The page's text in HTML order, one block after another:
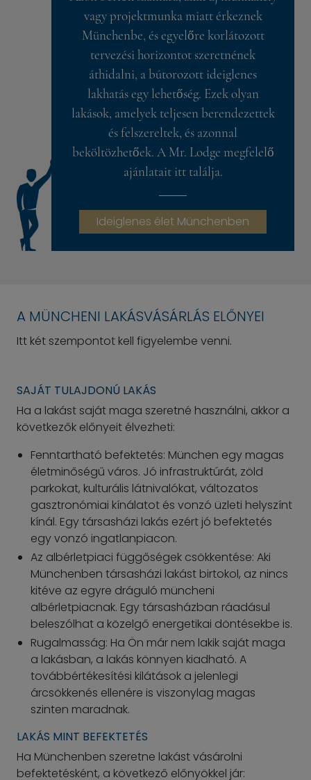
vagy projektmunka miatt érkeznek
Münchenbe, és egyelőre korlátozott
tervezési horizontot szeretnének
áthidalni, a bútorozott ideiglenes
lakhatás egy lehetőség. Ezek olyan
lakások, amelyek teljesen berendezettek
és felszereltek, és azonnal
beköltözhetőek. A Mr. Lodge megfelelő
ajánlatait itt találja.
Ideiglenes élet Münchenben
A MÜNCHENI LAKÁSVÁSÁRLÁS ELŐNYEI
Itt két szempontot kell figyelembe venni.
SAJÁT TULAJDONÚ LAKÁS
Ha a lakást saját maga szeretné használni, akkor a
következők előnyeit élvezheti:
Fenntartható befektetés: München egy magas
életminőségű város. Jó infrastruktúrát, zöld
parkokat, kulturális látnivalókat, változatos
gasztronómiai kínálatot és vonzó üzleti helyszínt
kínál. Egy társasházi lakás ezért jó befektetés
egy vonzó ingatlanpiacon.
Az albérletpiaci függőségek csökkentése: Aki
Münchenben társasházi lakást birtokol, az nincs
kitéve az egyre dráguló müncheni
albérletpiacnak. Egy társasházban ráadásul
beleszólhat a közelgő energetikai döntésekbe is.
Rugalmasság: Ha Ön már nem lakik saját maga
a lakásban, a lakás könnyen kiadható. A
továbbértékesítési kilátások a jelenlegi
árcsökkenés ellenére is viszonylag magas
szinten maradnak.
LAKÁS MINT BEFEKTETÉS
Ha Münchenben szeretne lakást vásárolni
befektetésként, a következő előnyökkel jár: